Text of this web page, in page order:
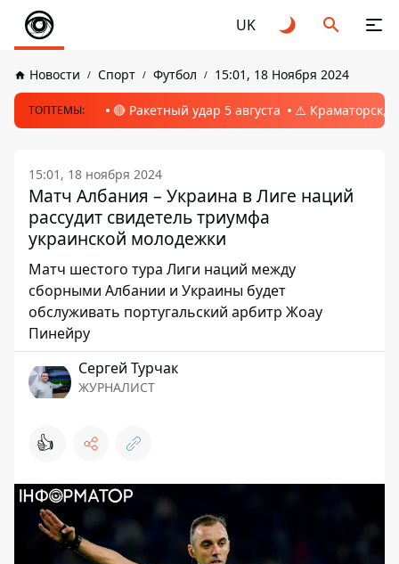
UK
Новости Спорт Футбол 15:01, 18 Ноября 2024
ТОПТЕМЫ: 🔴 Ракетный удар 5 августа ⚠️ Краматорск,
15:01, 18 ноября 2024
Матч Албания – Украина в Лиге наций
рассудит свидетель триумфа
украинской молодежки
Матч шестого тура Лиги наций между
сборными Албании и Украины будет
обслуживать португальский арбитр Жоау
Пинейру
Сергей Турчак
ЖУРНАЛИСТ
👍